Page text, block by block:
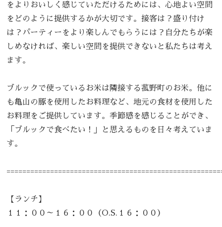
をよりおいしく感じていただけるためには、心地よい空間
をどのように提供するかが大切です。接客は？盛り付け
は？パーティーをより楽しんでもらうには？自分たちが楽
しめなければ、楽しい空間を提供できないと私たちは考え
ます。
ブルックで使っているお米は隣接する菰野町のお米。他に
も亀山の豚を使用したお料理など、地元の食材を使用した
お料理をご提供しています。季節感を感じることができ、
「ブルックで食べたい！」と思えるものを日々考えていま
す。
【ランチ】
１１：００～１６：００（O.S.１６：００）